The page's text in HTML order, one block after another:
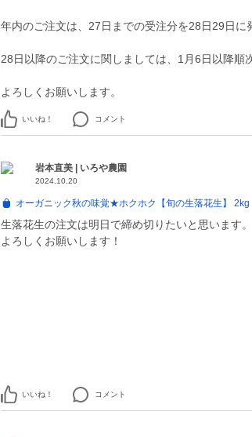
年内のご注文は、27日までの受注分を28日29日に
28日以降のご注文に関しましては、1月6日以降順
よろしくお願いします。
いいね！ コメント
岩本直美 | いろや農園
2024.10.20
オーガニック秋の味覚★ホクホク【旬の生落花生】 2kg
生落花生の注文は明日で締め切りたいと思います。
よろしくお願いします！
いいね！ コメント